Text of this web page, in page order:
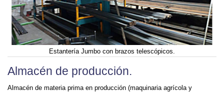
Estantería Jumbo con brazos telescópicos.
Almacén de producción.
Almacén de materia prima en producción (maquinaria agrícola y